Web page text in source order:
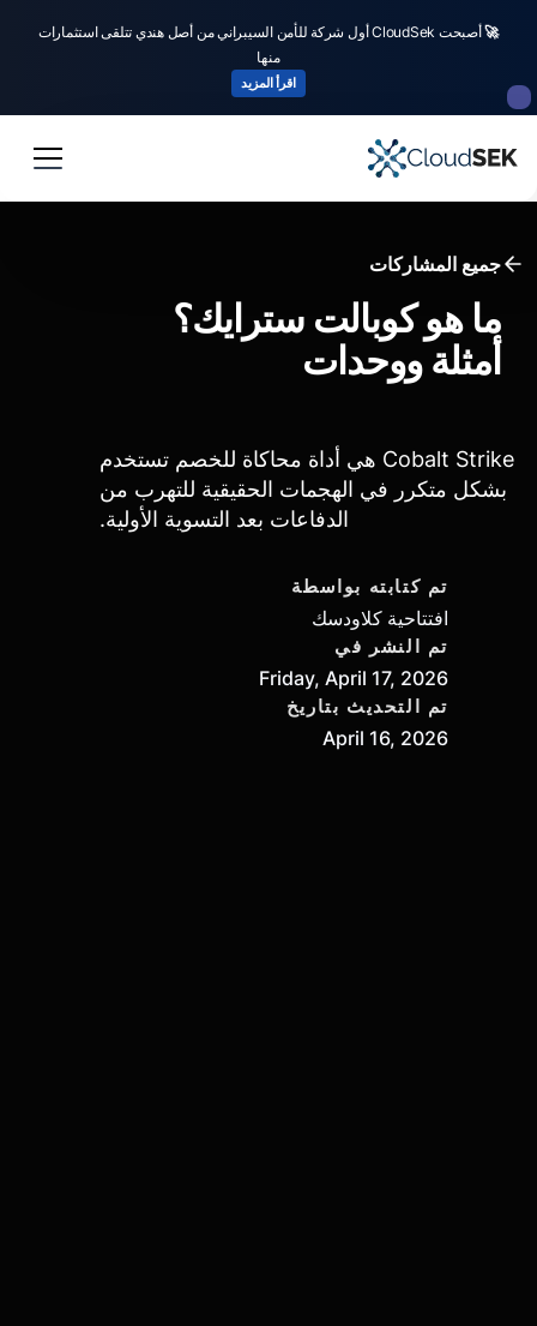
🚀
أصبحت CloudSek أول شركة للأمن السيبراني من أصل هندي تتلقى استثمارات
منها
اقرأ المزيد
جميع المشاركات
ما هو كوبالت سترايك؟
أمثلة ووحدات
Cobalt Strike هي أداة محاكاة للخصم تستخدم
بشكل متكرر في الهجمات الحقيقية للتهرب من
الدفاعات بعد التسوية الأولية.
تم كتابته بواسطة
افتتاحية كلاودسك
تم النشر في
Friday, April 17, 2026
تم التحديث بتاريخ
April 16, 2026